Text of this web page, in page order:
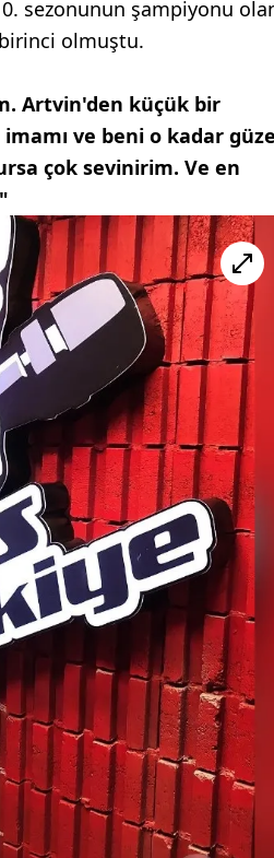
sezonunun şampiyonu
birinci olmuştu.
Artvin'den küçük bir
ve beni o kadar
çok sevinirim. Ve en